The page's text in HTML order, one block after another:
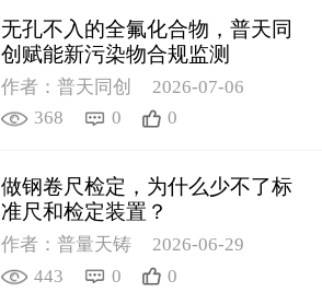
无孔不入的全氟化合物，普天同
创赋能新污染物合规监测
作者：普天同创
2026-07-06
368
0 0
做钢卷尺检定，为什么少不了标
准尺和检定装置？
作者：普量天铸
2026-06-29
443
0 0